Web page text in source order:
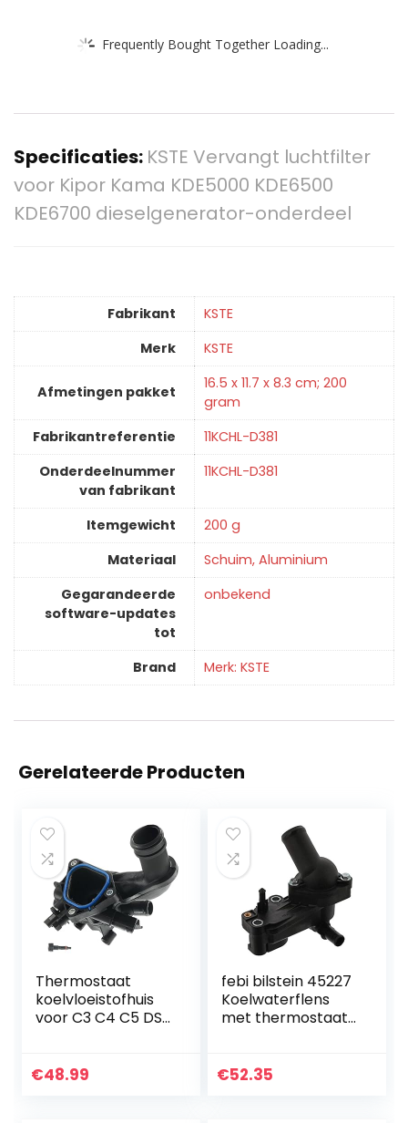
Frequently Bought Together Loading...
Specificaties: KSTE Vervangt luchtfilter
voor Kipor Kama KDE5000 KDE6500
KDE6700 dieselgenerator-onderdeel
Fabrikant
‎KSTE
Merk
‎KSTE
Afmetingen pakket
‎16.5 x 11.7 x 8.3 cm; 200
gram
Fabrikantreferentie
‎11KCHL-D381
Onderdeelnummer
van fabrikant
‎11KCHL-D381
Itemgewicht
‎200 g
Materiaal
‎Schuim, Aluminium
Gegarandeerde
software-updates
tot
‎onbekend
Brand Merk: KSTE
Gerelateerde Producten
Thermostaat
koelvloeistofhuis
voor C3 C4 C5 DS3
2006-2020
€48.99
febi bilstein 45227
Koelwaterflens
met thermostaat
€52.35